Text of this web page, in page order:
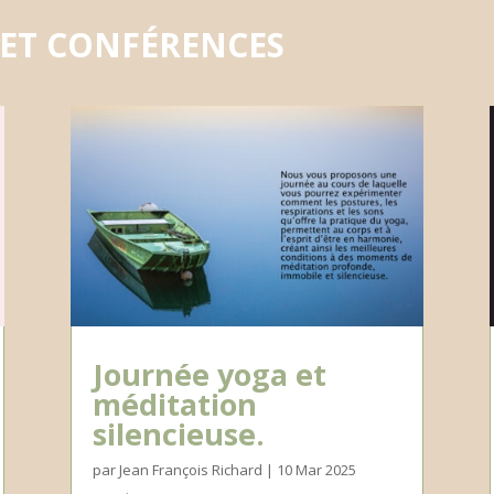
CONFÉRENCES
Journée yoga et
méditation
silencieuse.
par Jean François Richard | 10 Mar 2025